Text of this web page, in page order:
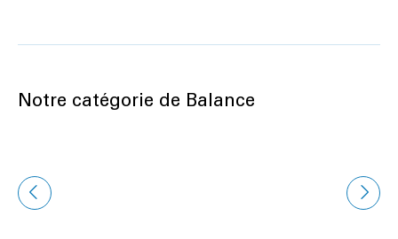
Notre catégorie de Balance